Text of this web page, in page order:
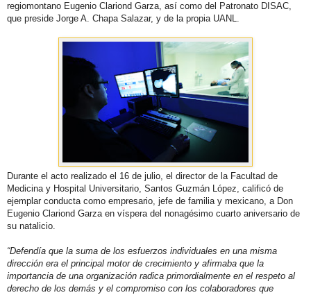
regiomontano Eugenio Clariond Garza, así como del Patronato DISAC,
que preside Jorge A. Chapa Salazar, y de la propia UANL.
Durante el acto realizado el 16 de julio, el director de la Facultad de
Medicina y Hospital Universitario, Santos Guzmán López, calificó de
ejemplar conducta como empresario, jefe de familia y mexicano, a Don
Eugenio Clariond Garza en víspera del nonagésimo cuarto aniversario de
su natalicio.
“Defendía que la suma de los esfuerzos individuales en una misma
dirección era el principal motor de crecimiento y afirmaba que la
importancia de una organización radica primordialmente en el respeto al
derecho de los demás y el compromiso con los colaboradores que